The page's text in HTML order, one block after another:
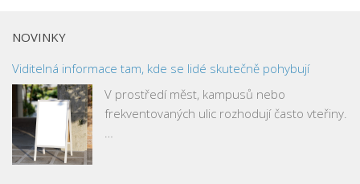
NOVINKY
Viditelná informace tam, kde se lidé skutečně pohybují
V prostředí měst, kampusů nebo
frekventovaných ulic rozhodují často vteřiny.